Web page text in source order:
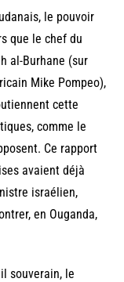
le pouvoir
que le chef du
al-Burhane (sur
Mike Pompeo),
cette
comme le
Ce rapport
avaient déjà
israélien,
en Ouganda,
souverain, le